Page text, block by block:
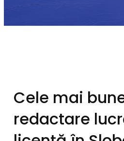
Cele mai
redactare